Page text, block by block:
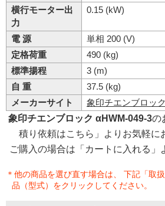
横行モーター出
力
0.15 (kW)
電 源
単相 200 (V)
定格荷重
490 (kg)
標準揚程
3 (m)
自 重
37.5 (kg)
メーカーサイト
象印チエンブロック
象印チエンブロック αHWM-049-3の
積り依頼はこちら」よりお気軽に
ご購入の場合は「カートに入れる」
＊他の商品を選び直す場合は、 下記「取
品（型式）をクリックしてください。